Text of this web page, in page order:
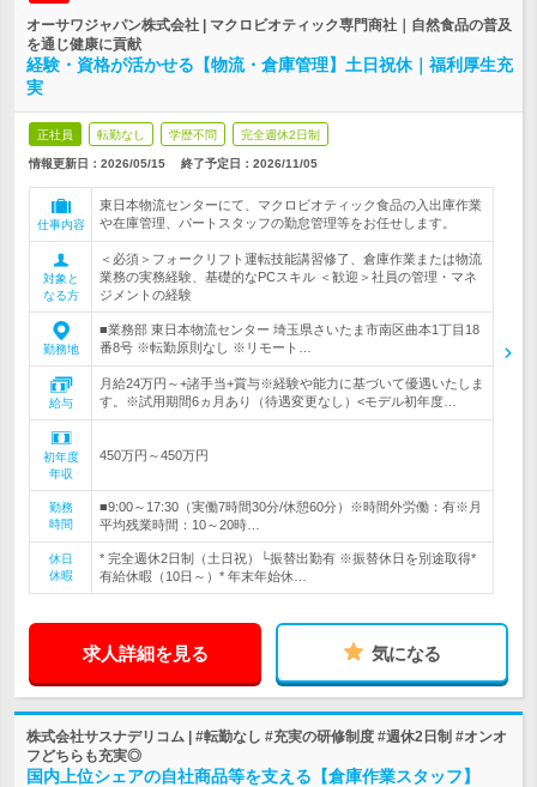
オーサワジャパン株式会社 | マクロビオティック専門商社｜自然食品の普及
を通じ健康に貢献
経験・資格が活かせる【物流・倉庫管理】土日祝休｜福利厚生充
実
正社員 転勤なし 学歴不問 完全週休2日制
情報更新日：2026/05/15 終了予定日： 2026/11/05
仕事内容
東日本物流センターにて、マクロビオティック食品の入出庫作業
や在庫管理、パートスタッフの勤怠管理等をお任せします。
対象と
なる方
＜必須＞フォークリフト運転技能講習修了、倉庫作業または物流
業務の実務経験、基礎的なPCスキル ＜歓迎＞社員の管理・マネ
ジメントの経験
勤務地
■業務部 東日本物流センター 埼玉県さいたま市南区曲本1丁目18
番8号 ※転勤原則なし ※リモート…
給与
月給24万円～+諸手当+賞与※経験や能力に基づいて優遇いたしま
す。※試用期間6ヵ月あり（待遇変更なし）<モデル初年度…
初年度
年収
450万円～450万円
勤務
時間
■9:00～17:30（実働7時間30分/休憩60分）※時間外労働：有※月
平均残業時間：10～20時…
休日
休暇
* 完全週休2日制（土日祝）└振替出勤有 ※振替休日を別途取得*
有給休暇（10日～）* 年末年始休…
求人詳細を見る 気になる
株式会社サスナデリコム | #転勤なし #充実の研修制度 #週休2日制 #オンオ
フどちらも充実◎
国内上位シェアの自社商品等を支える【倉庫作業スタッフ】